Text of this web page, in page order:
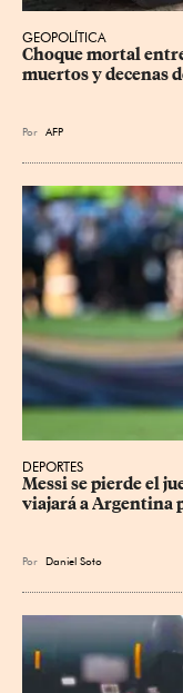
GEOPOLÍTICA
Choque mortal
muertos y decenas
Por AFP
DEPORTES
Messi se pierde el
viajará a Argentina
Por Daniel Soto